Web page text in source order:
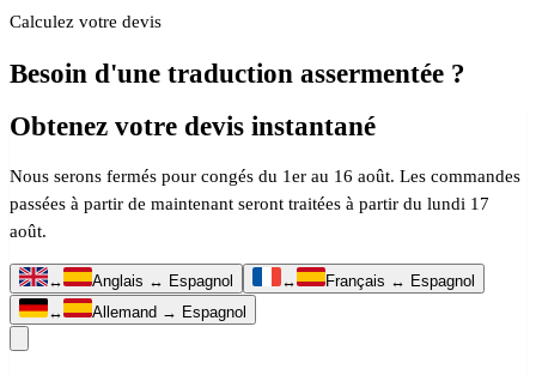
Calculez votre devis
Besoin d'une traduction assermentée ?
Obtenez votre devis instantané
Nous serons fermés pour congés du 1er au 16 août. Les commandes
passées à partir de maintenant seront traitées à partir du lundi 17
août.
↔ Anglais ↔ Espagnol ↔
Français ↔ Espagnol
↔
Allemand → Espagnol